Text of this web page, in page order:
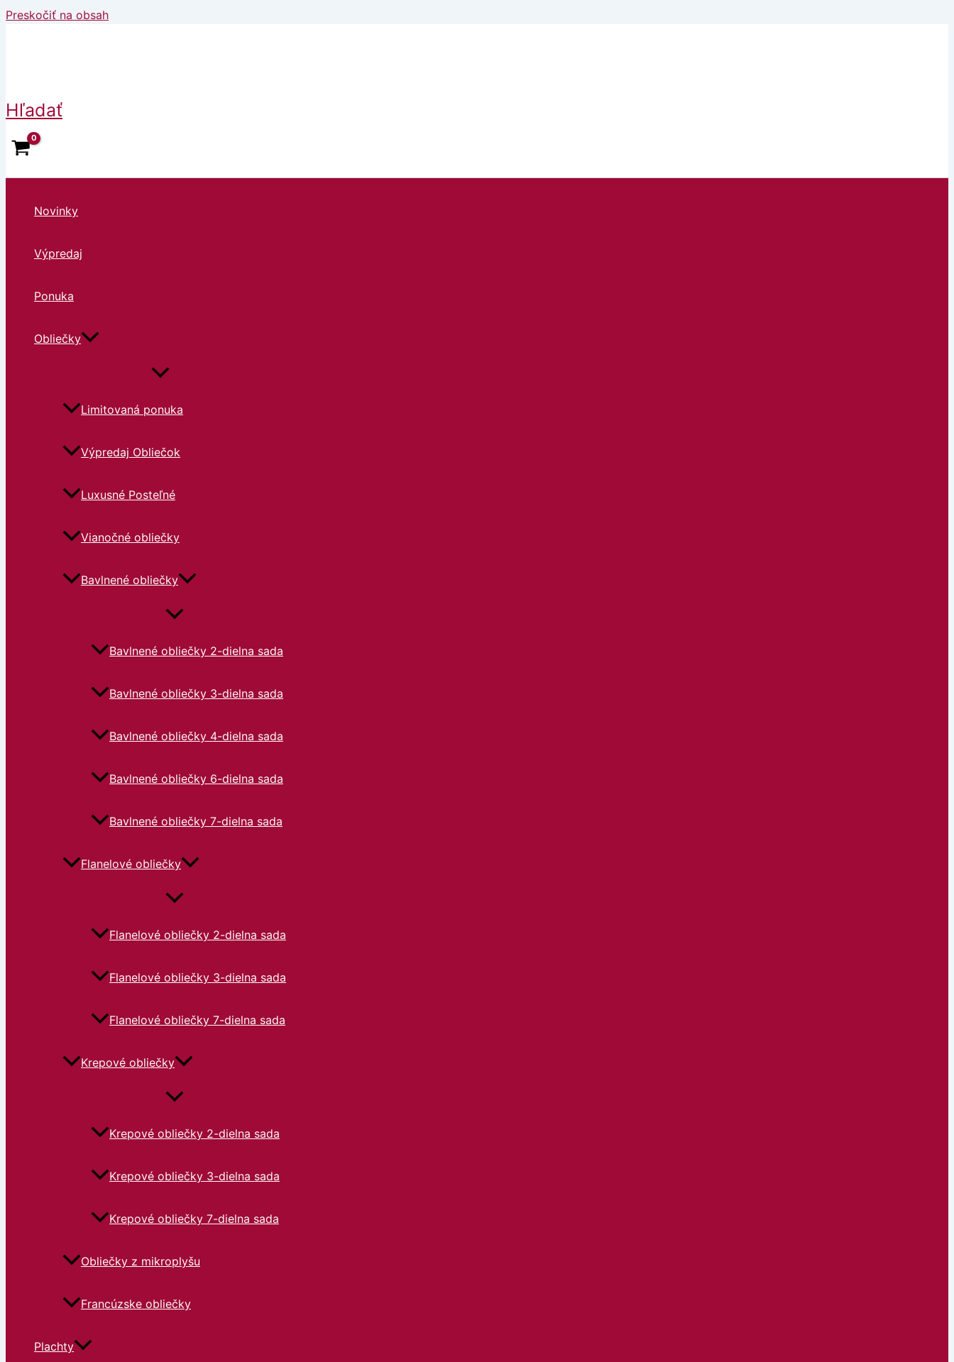
Preskočiť na obsah
Hľadať
Novinky
Výpredaj
Ponuka
Obliečky
Limitovaná ponuka
Výpredaj Obliečok
Luxusné Posteľné
Vianočné obliečky
Bavlnené obliečky
Bavlnené obliečky 2-dielna sada
Bavlnené obliečky 3-dielna sada
Bavlnené obliečky 4-dielna sada
Bavlnené obliečky 6-dielna sada
Bavlnené obliečky 7-dielna sada
Flanelové obliečky
Flanelové obliečky 2-dielna sada
Flanelové obliečky 3-dielna sada
Flanelové obliečky 7-dielna sada
Krepové obliečky
Krepové obliečky 2-dielna sada
Krepové obliečky 3-dielna sada
Krepové obliečky 7-dielna sada
Obliečky z mikroplyšu
Francúzske obliečky
Plachty